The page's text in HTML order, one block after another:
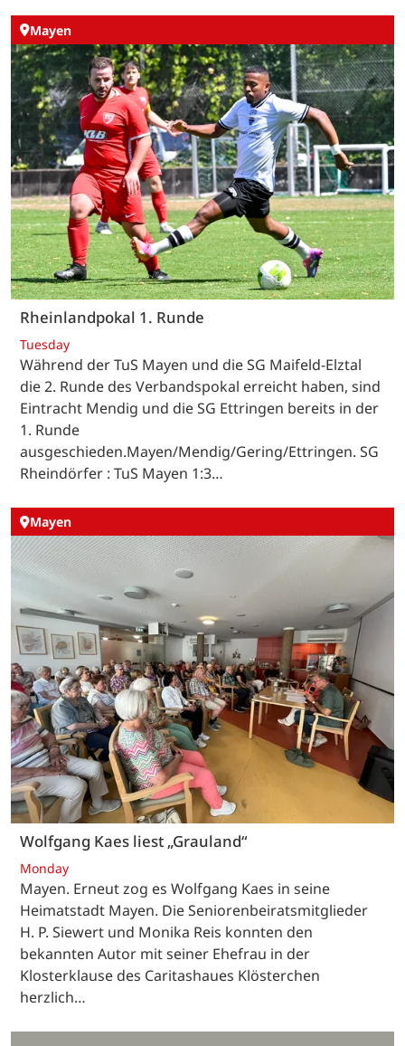
Mayen
Rheinlandpokal 1. Runde
Tuesday
Während der TuS Mayen und die SG Maifeld-Elztal
die 2. Runde des Verbandspokal erreicht haben, sind
Eintracht Mendig und die SG Ettringen bereits in der
1. Runde
ausgeschieden.Mayen/Mendig/Gering/Ettringen. SG
Rheindörfer : TuS Mayen 1:3…
Mayen
Wolfgang Kaes liest „Grauland“
Monday
Mayen. Erneut zog es Wolfgang Kaes in seine
Heimatstadt Mayen. Die Seniorenbeiratsmitglieder
H. P. Siewert und Monika Reis konnten den
bekannten Autor mit seiner Ehefrau in der
Klosterklause des Caritashaues Klösterchen
herzlich…